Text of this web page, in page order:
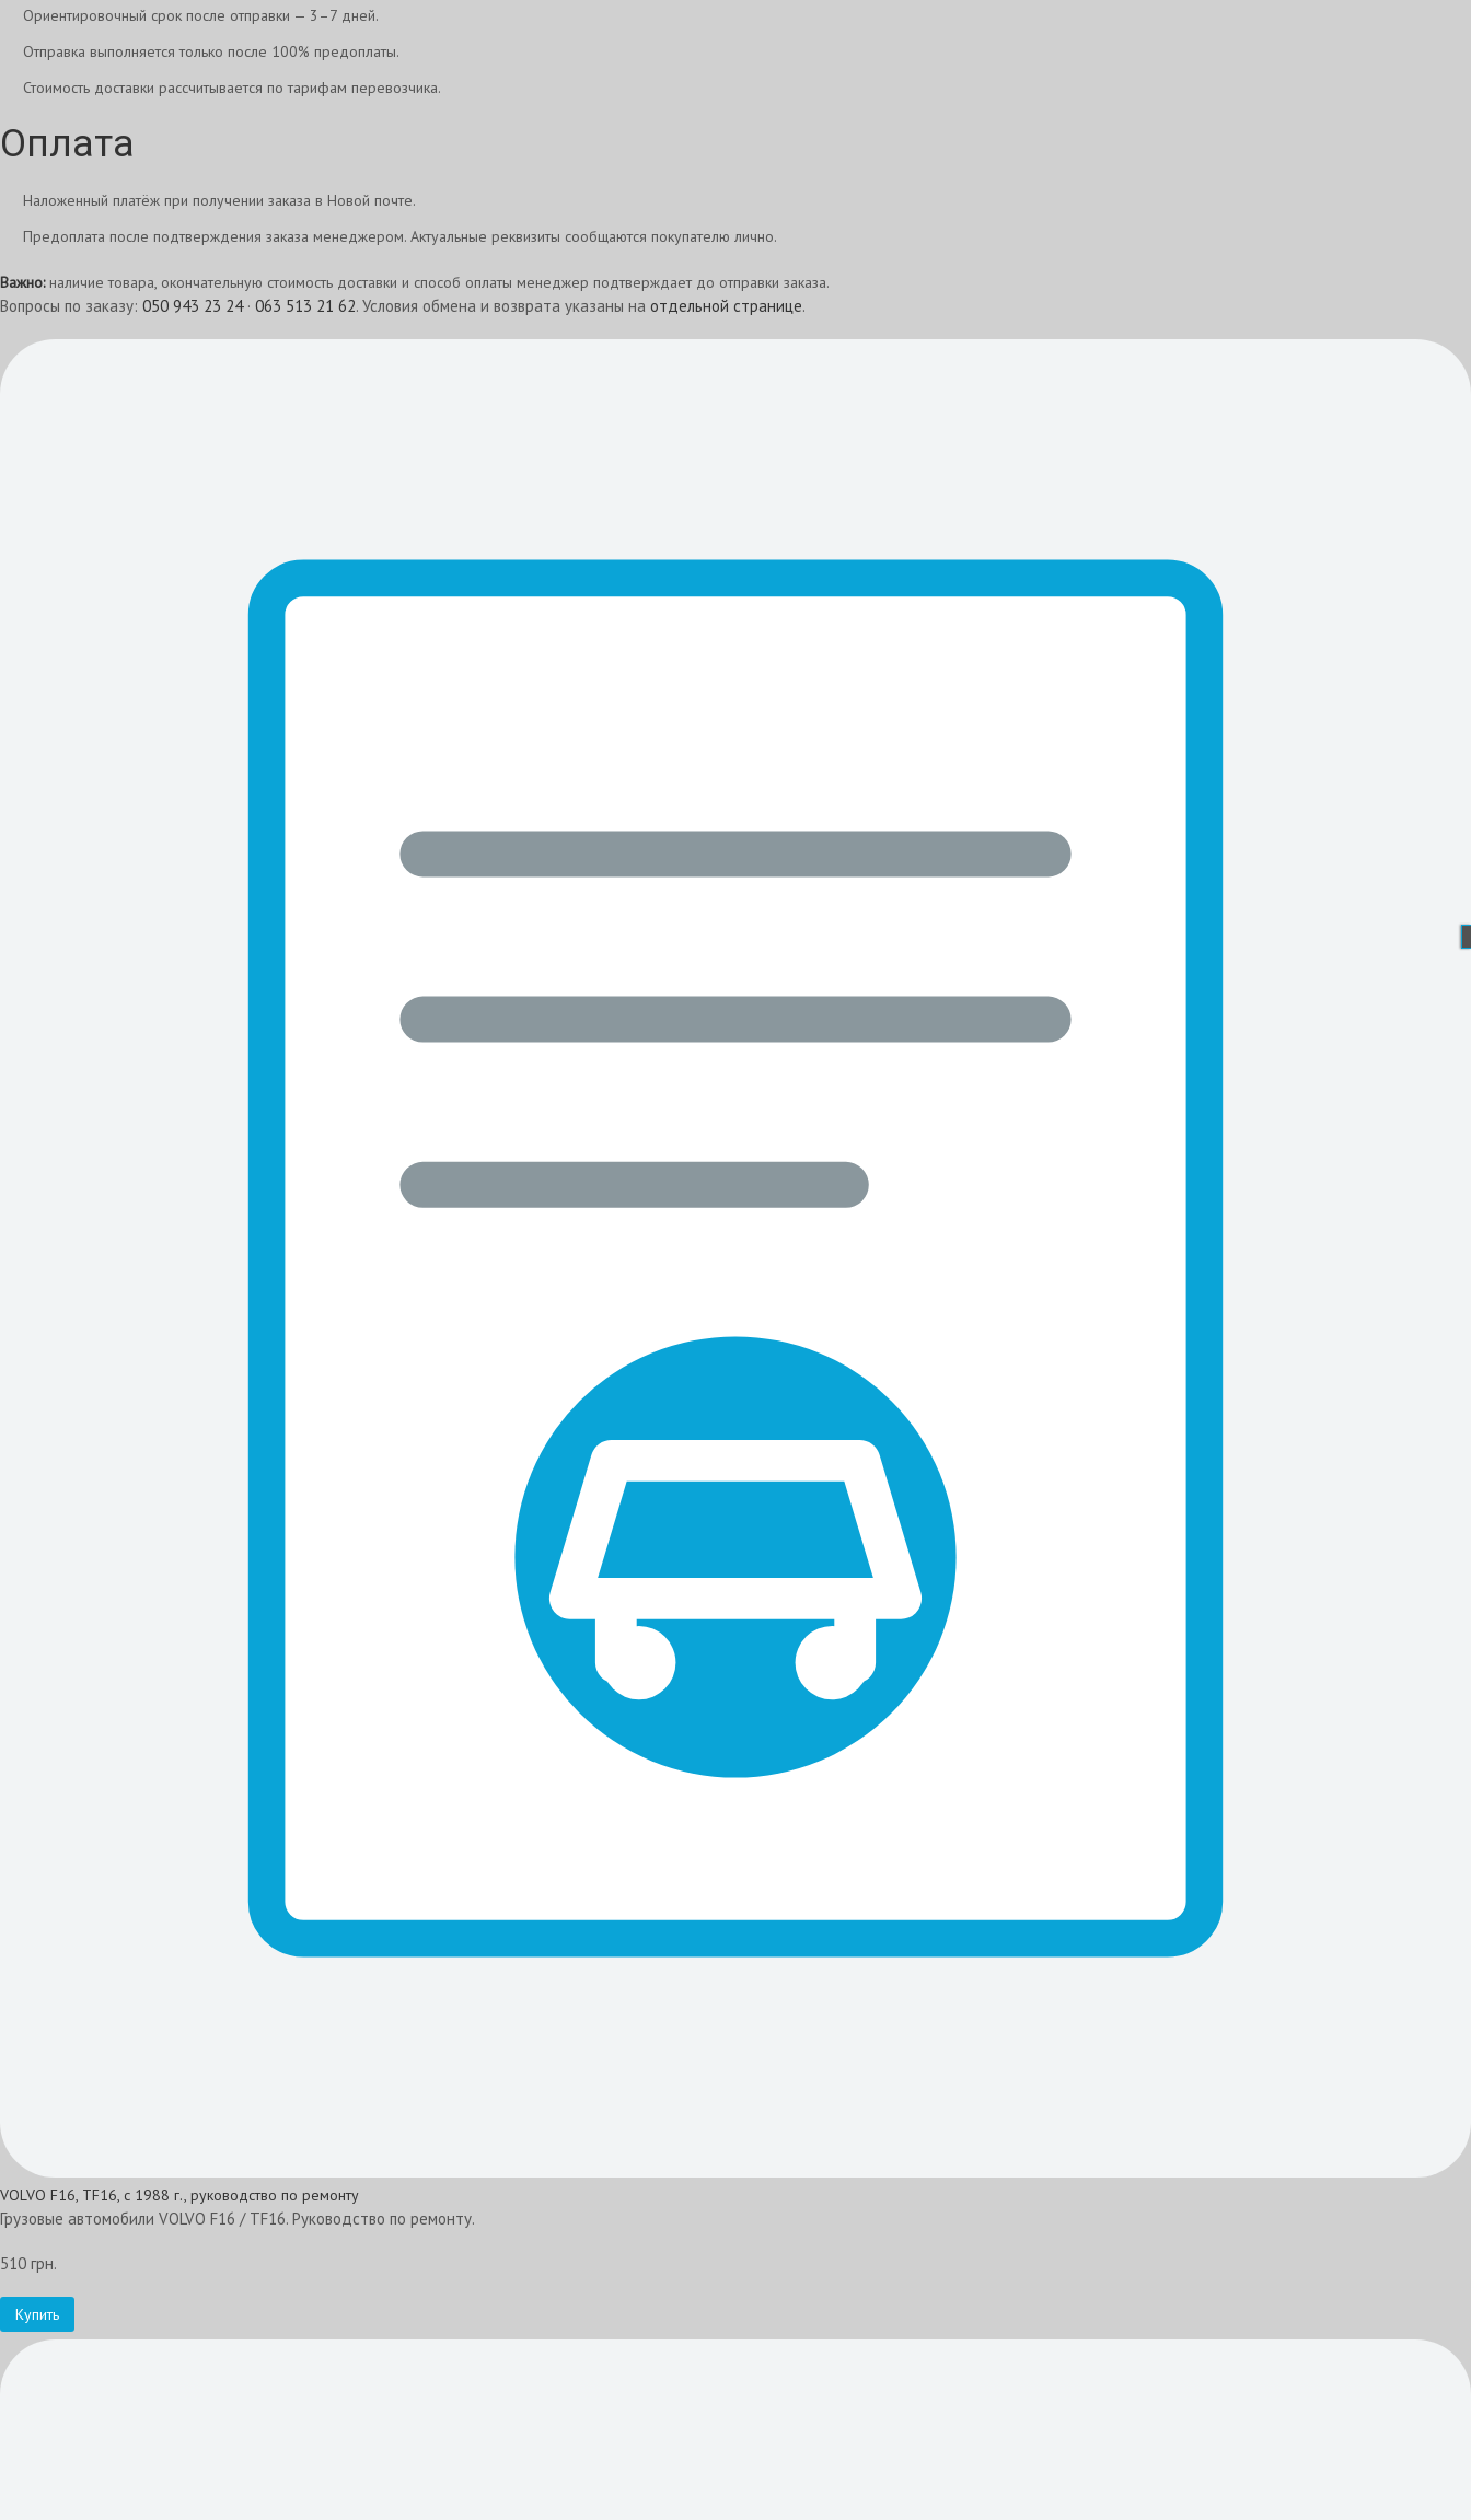
Ориентировочный срок после отправки — 3–7 дней.
Отправка выполняется только после 100% предоплаты.
Стоимость доставки рассчитывается по тарифам перевозчика.
Оплата
Наложенный платёж при получении заказа в Новой почте.
Предоплата после подтверждения заказа менеджером. Актуальные реквизиты сообщаются покупателю лично.
Важно:наличие товара, окончательную стоимость доставки и способ оплаты менеджер подтверждает до отправки заказа.
Вопросы по заказу: 050 943 23 24· 063 513 21 62. Условия обмена и возврата указаны на отдельной странице.
VOLVO F16, TF16, с 1988 г., руководство по ремонту
Грузовые автомобили VOLVO F16 / TF16. Руководство по ремонту.
510 грн.
Купить